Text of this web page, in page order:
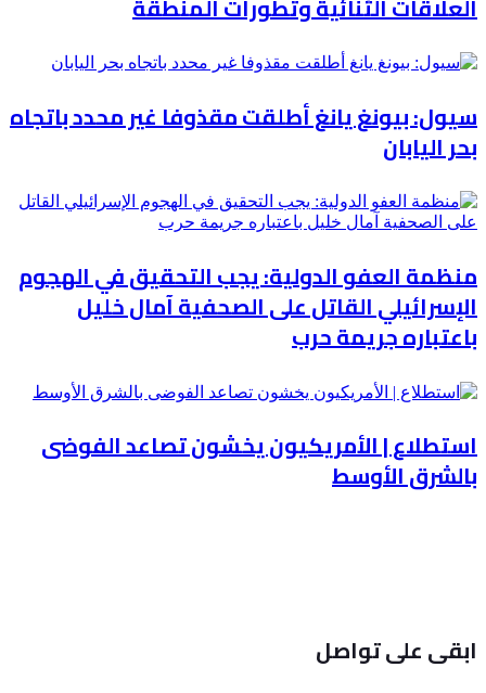
سيول: بيونغ يانغ أطلقت مقذوفا غير محدد باتجاه
بحر اليابان
منظمة العفو الدولية: يجب التحقيق في الهجوم
الإسرائيلي القاتل على الصحفية آمال خليل
باعتباره جريمة حرب
استطلاع | الأمريكيون يخشون تصاعد الفوضى
بالشرق الأوسط
ابقى على تواصل